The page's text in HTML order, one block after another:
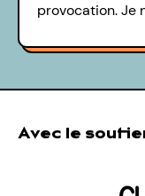
provocation. Je
Avec le